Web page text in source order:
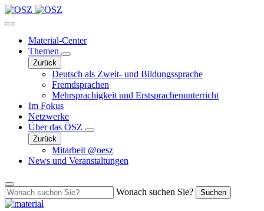
Material-Center
Themen
Zurück
Deutsch als Zweit- und Bildungssprache
Fremdsprachen
Mehrsprachigkeit und Erstsprachenunterricht
Im Fokus
Netzwerke
Über das ÖSZ
Zurück
Mitarbeit @oesz
News und Veranstaltungen
Wonach suchen Sie? Suchen